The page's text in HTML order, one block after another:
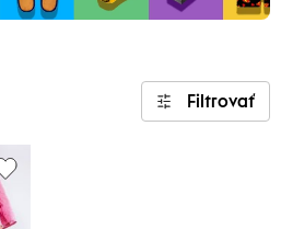
Filtrovať